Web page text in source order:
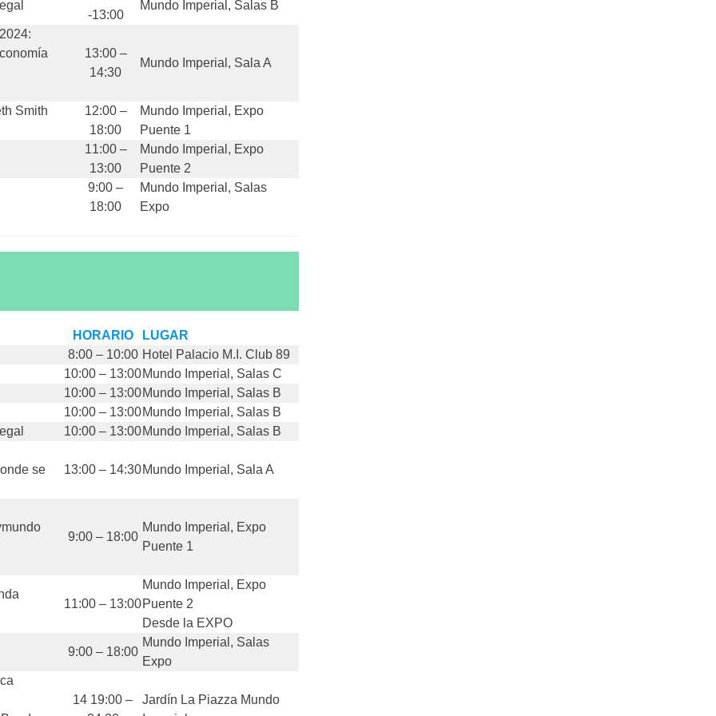
-13:00
Mundo Imperial, Salas B
13:00 –
14:30
Mundo Imperial, Sala A
Smith
12:00 –
18:00
Mundo Imperial, Expo
Puente 1
11:00 –
13:00
Mundo Imperial, Expo
Puente 2
9:00 –
18:00
Mundo Imperial, Salas
Expo
HORARIO
LUGAR
8:00 – 10:00 Hotel Palacio M.I. Club 89
10:00 – 13:00Mundo Imperial, Salas C
10:00 – 13:00Mundo Imperial, Salas B
10:00 – 13:00Mundo Imperial, Salas B
10:00 – 13:00Mundo Imperial, Salas B
se 13:00 – 14:30Mundo Imperial, Sala A
9:00 – 18:00
Mundo Imperial, Expo
Puente 1
11:00 – 13:00
Mundo Imperial, Expo
Puente 2
Desde la EXPO
9:00 – 18:00
Mundo Imperial, Salas
Expo
14 19:00 –
Jardín La Piazza Mundo